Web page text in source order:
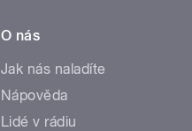
O nás
Jak nás naladíte
Nápověda
Lidé v rádiu